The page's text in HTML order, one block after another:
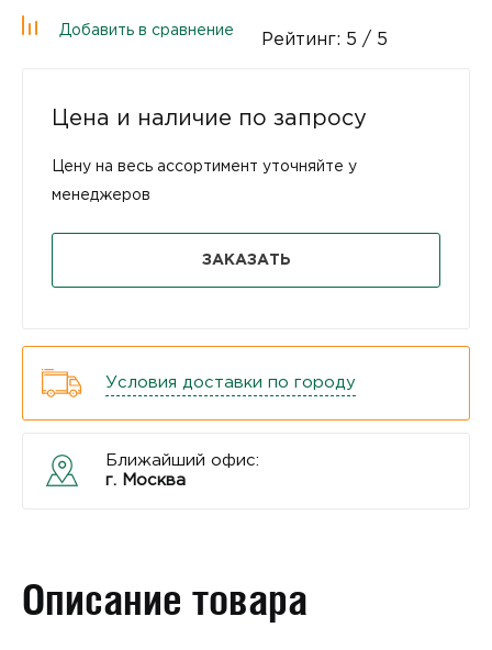
Добавить в сравнение
Рейтинг: 5 / 5
Цена и наличие по запросу
Цену на весь ассортимент уточняйте у
менеджеров
ЗАКАЗАТЬ
Условия доставки по городу
Ближайший офис:
г. Москва
Описание товара